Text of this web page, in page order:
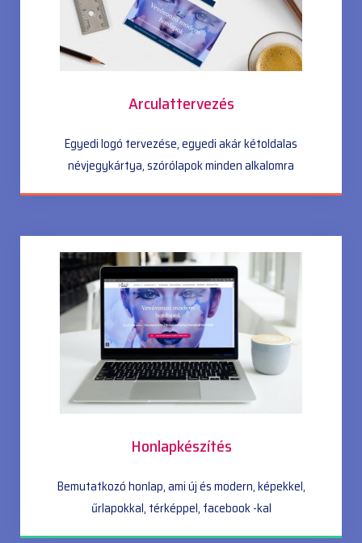
Arculattervezés
Egyedi logó tervezése, egyedi akár kétoldalas
névjegykártya, szórólapok minden alkalomra
Honlapkészítés
Bemutatkozó honlap, ami új és modern, képekkel,
űrlapokkal, térképpel, facebook -kal